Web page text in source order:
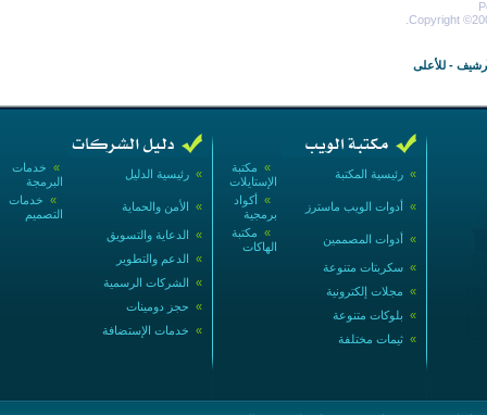
Copyright
- للأعلى
» خدمات
البرمجة
» رئيسية الدليل
» خدمات
التصميم
» الأمن والحماية
» الدعاية والتسويق
» الدعم والتطوير
» الشركات الرسمية
» حجز دومينات
» خدمات الإستضافة
» مكتبة
الإستايلات
» رئيسية المكتبة
» أكواد
برمجية
» أدوات الويب ماسترز
» مكتبة
الهاكات
» أدوات المصممين
» سكربتات متنوعة
» مجلات إلكترونية
» بلوكات متنوعة
» ثيمات مختلفة